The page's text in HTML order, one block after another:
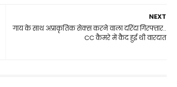
NEXT
गाय के साथ अप्राकृतिक सेक्स करने वाला दरिंदा गिरफ्तार..
CC कैमरे में कैद हुई थी वारदात